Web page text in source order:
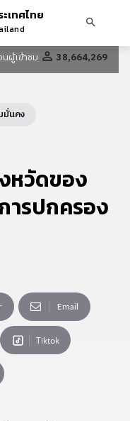
เทศไทย
ผู้เข้าชม 38,664,269
มั่นคง
หวัดของ
ารปกครอง
Email
Tiktok